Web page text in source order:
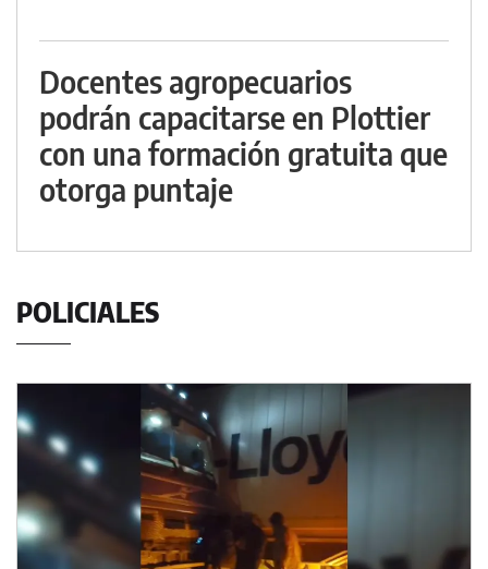
Docentes agropecuarios
podrán capacitarse en Plottier
con una formación gratuita que
otorga puntaje
POLICIALES